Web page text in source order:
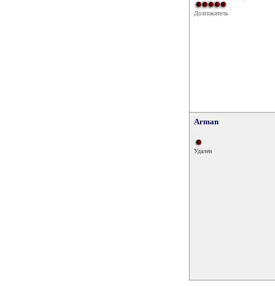
Долгожитель
Arman
Удален